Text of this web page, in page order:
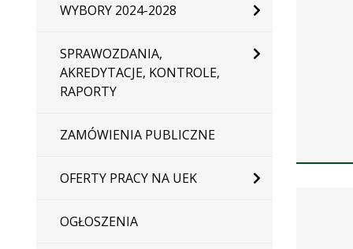
WYBORY 2024-2028
SPRAWOZDANIA,
AKREDYTACJE, KONTROLE,
RAPORTY
ZAMÓWIENIA PUBLICZNE
OFERTY PRACY NA UEK
OGŁOSZENIA